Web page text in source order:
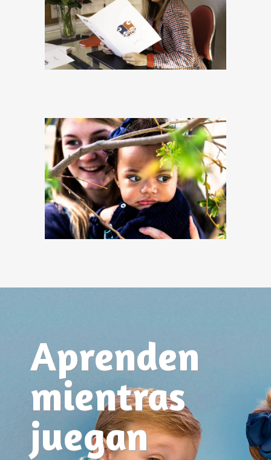
Aprenden
mientras
juegan